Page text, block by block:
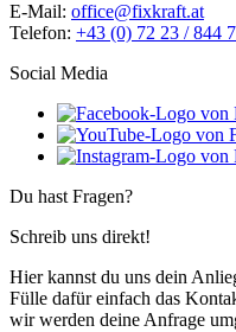
E-Mail: office@fixkraft.at
Telefon: +43 (0) 72 23 / 844
Social Media
Du hast Fragen?
Schreib uns direkt!
Hier kannst du uns dein
Fülle dafür einfach das
wir werden deine Anfrage